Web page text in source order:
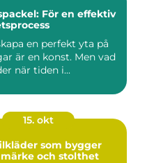
För en effektiv
en perfekt yta på
är en konst. Men vad
när tiden i...
15. okt
som bygger
och stolthet